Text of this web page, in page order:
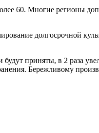
60. Многие регионы
долгосрочной
приняты, в 2 раза
Бережливому